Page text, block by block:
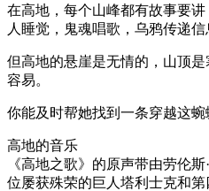
在高地，每个山峰都有故事要
人睡觉，鬼魂唱歌，乌鸦传递信
但高地的悬崖是无情的，山顶
容易。
你能及时帮她找到一条穿越这蜿
高地的音乐
《高地之歌》的原声带由劳伦
位屡获殊荣的巨人塔利士克和